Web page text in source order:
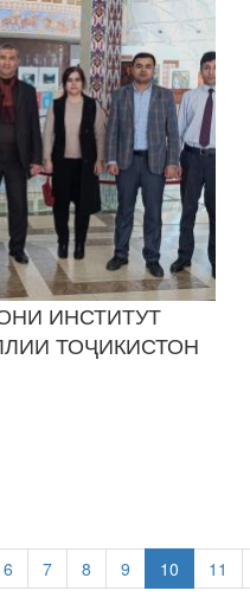
ИНСТИТУТ
ТОҶИКИСТОН
6 7 8 9 10 11